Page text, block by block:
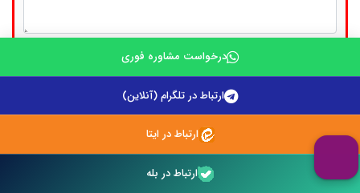
حاصل جمع مقابل را وارد نمایید: (5 + 4)
درخواست مشاوره فوری
ارتباط در تلگرام (آنلاین)
ارتباط در ایتا
ارتباط در بله